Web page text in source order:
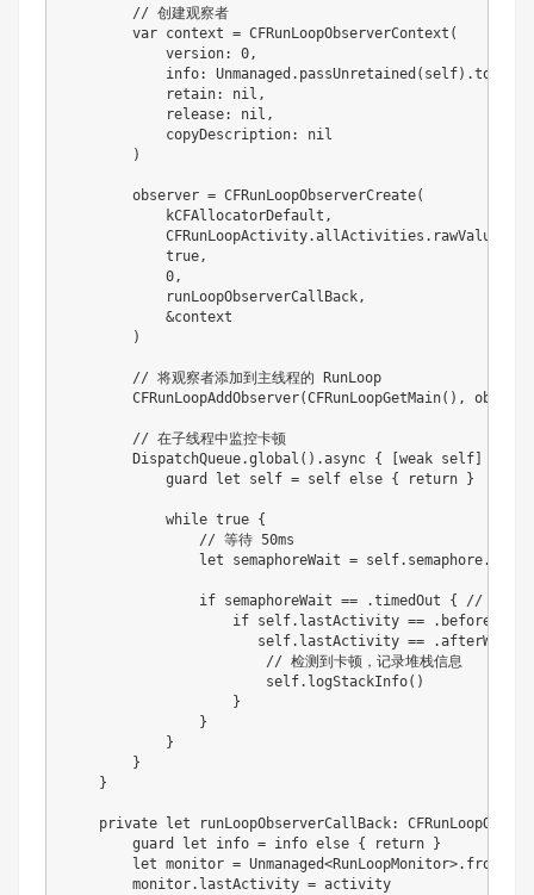
// 创建观察者
var context = CFRunLoopObserverContext (
            version
: 0,
            info
: Unmanaged . passUnretained ( self) .
            retain
: nil ,
            release
: nil ,
            copyDescription
:
nil
)
        observer
= CFRunLoopObserverCreate(
kCFAllocatorDefault ,
CFRunLoopActivity.allActivities . rawValue
true,
0,
            runLoopObserverCallBack
,
&context
)
// 将观察者添加到主线程的 RunLoop
CFRunLoopAddObserver(CFRunLoopGetMain( ) ,
// 在子线程中监控卡顿
DispatchQueue.global ( ) .async { weak self
guard
let self = self else { return }
while true {
// 等待 50ms
let semaphoreWait = self. semaphore.
if semaphoreWait == .timedOut {
// 超时
if self. lastActivity == .
self. lastActivity == .
// 检测到卡顿，记录堆栈信息
self. logStackInfo( )
}
}
}
}
}
private let runLoopObserverCallBack:
guard
let info = info else { return
}
let monitor = Unmanaged<RunLoopMonitor>.
        monitor
. lastActivity = activity